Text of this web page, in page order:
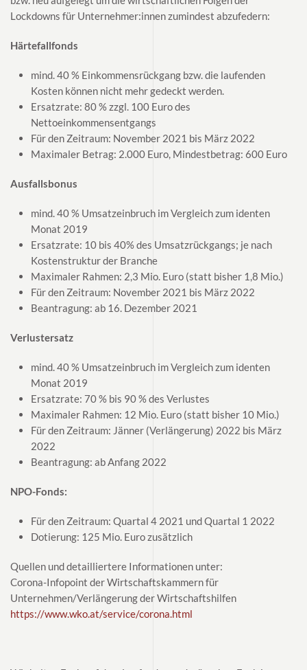
Lockdowns für Unternehmer:innen zumindest abzufedern:
Härtefallfonds
mind. 40 % Einkommensrückgang bzw. die laufenden
Kosten können nicht mehr gedeckt werden.
Ersatzrate: 80 % zzgl. 100 Euro des
Nettoeinkommensentgangs
Für den Zeitraum: November 2021 bis März 2022
Maximaler Betrag: 2.000 Euro, Mindestbetrag: 600 Euro
Ausfallsbonus
mind. 40 % Umsatzeinbruch im Vergleich zum identen
Monat 2019
Ersatzrate: 10 bis 40% des Umsatzrückgangs; je nach
Kostenstruktur der Branche
Maximaler Rahmen: 2,3 Mio. Euro (statt bisher 1,8 Mio.)
Für den Zeitraum: November 2021 bis März 2022
Beantragung: ab 16. Dezember 2021
Verlustersatz
mind. 40 % Umsatzeinbruch im Vergleich zum identen
Monat 2019
Ersatzrate: 70 % bis 90 % des Verlustes
Maximaler Rahmen: 12 Mio. Euro (statt bisher 10 Mio.)
Für den Zeitraum: Jänner (Verlängerung) 2022 bis März
2022
Beantragung: ab Anfang 2022
NPO-Fonds:
Für den Zeitraum: Quartal 4 2021 und Quartal 1 2022
Dotierung: 125 Mio. Euro zusätzlich
Quellen und detailliertere Informationen unter:
Corona-Infopoint der Wirtschaftskammern für
Unternehmen/Verlängerung der Wirtschaftshilfen
https://www.wko.at/service/corona.html